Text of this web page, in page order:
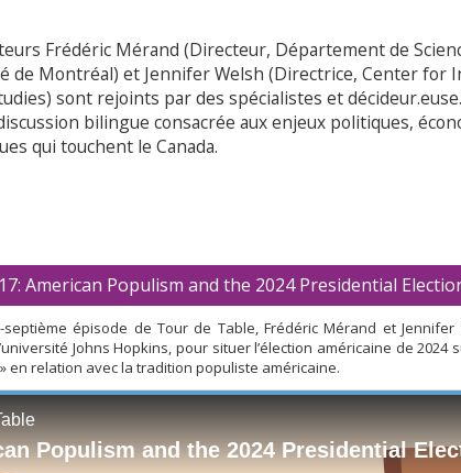
Frédéric Mérand (Directeur, Département de
de Montréal) et Jennifer Welsh (Directrice, Center for
sont rejoints par des spécialistes et
bilingue consacrée aux enjeux politiques,
qui touchent le Canada.
American Populism and the 2024 Presidential
septième épisode de Tour de Table, Frédéric Mérand et
Johns Hopkins, pour situer l’élection américaine de
en relation avec la tradition populiste américaine.